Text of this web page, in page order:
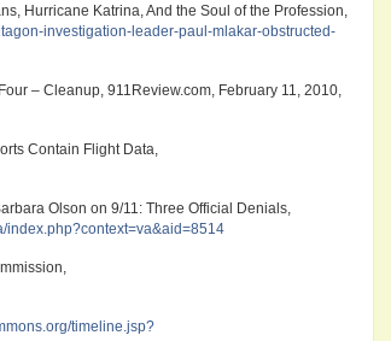
Hurricane Katrina, And the Soul of the Profession,
investigation-leader-paul-mlakar-obstructed-
– Cleanup, 911Review.com, February 11, 2010,
Contain Flight Data,
Olson on 9/11: Three Official Denials,
index.php?context=va&aid=8514
timeline.jsp?